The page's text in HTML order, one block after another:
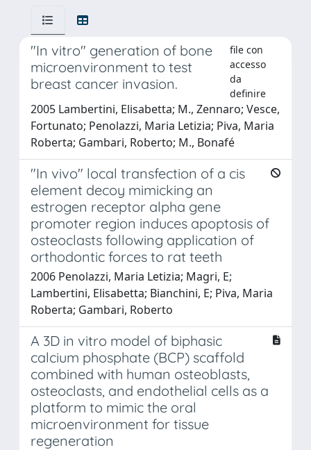
"In vitro" generation of bone
microenvironment to test
breast cancer invasion.
file con
accesso
da
definire
2005 Lambertini, Elisabetta; M., Zennaro; Vesce,
Fortunato; Penolazzi, Maria Letizia; Piva, Maria
Roberta; Gambari, Roberto; M., Bonafé
"In vivo" local transfection of a cis
element decoy mimicking an
estrogen receptor alpha gene
promoter region induces apoptosis of
osteoclasts following application of
orthodontic forces to rat teeth
2006 Penolazzi, Maria Letizia; Magri, E;
Lambertini, Elisabetta; Bianchini, E; Piva, Maria
Roberta; Gambari, Roberto
A 3D in vitro model of biphasic
calcium phosphate (BCP) scaffold
combined with human osteoblasts,
osteoclasts, and endothelial cells as a
platform to mimic the oral
microenvironment for tissue
regeneration